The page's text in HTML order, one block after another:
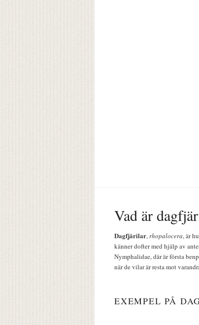
Vad är
Dagfjärilar,rhopalocera, är
känner dofter med hjälp av
Nymphalidae, där är första
när de vilar är resta mot
EXEMPEL PÅ